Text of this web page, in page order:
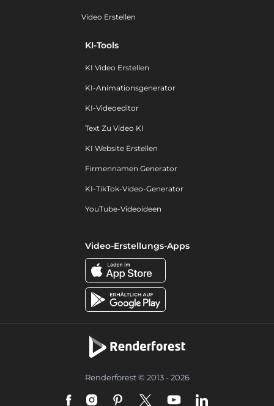
Video Erstellen
KI-Tools
KI Video Erstellen
KI-Animationsgenerator
KI-Videoeditor
Text Zu Video KI
KI Website Erstellen
Firmennamen Generator
KI-TikTok-Video-Generator
YouTube-Videoideen
Video-Erstellungs-Apps
Renderforest © 2013 - 2026